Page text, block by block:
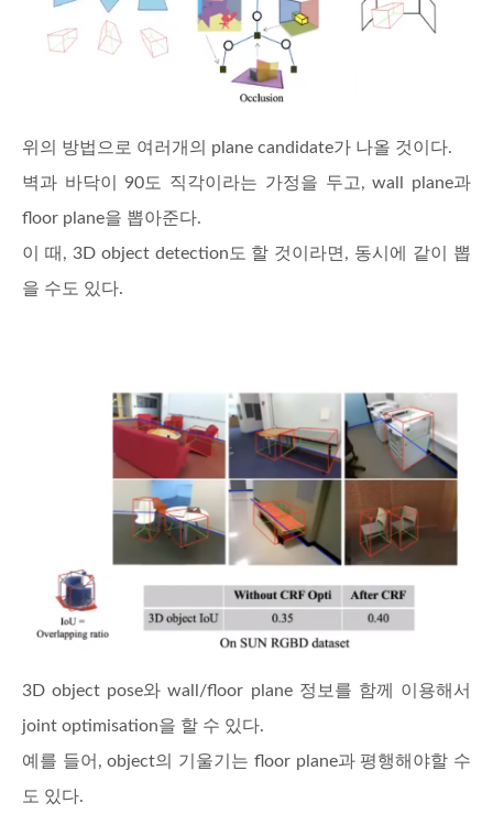
위의 방법으로 여러개의 plane candidate가 나올 것이다.
벽과 바닥이 90도 직각이라는 가정을 두고, wall plane과
floor plane을 뽑아준다.
이 때, 3D object detection도 할 것이라면, 동시에 같이 뽑
을 수도 있다.
3D object pose와 wall/floor plane 정보를 함께 이용해서
joint optimisation을 할 수 있다.
예를 들어, object의 기울기는 floor plane과 평행해야할 수
도 있다.